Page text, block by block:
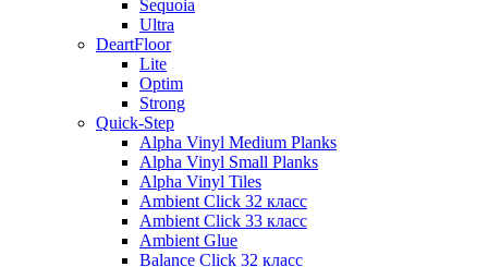
Sequoia
Ultra
DeartFloor
Lite
Optim
Strong
Quick-Step
Alpha Vinyl Medium Planks
Alpha Vinyl Small Planks
Alpha Vinyl Tiles
Ambient Click 32 класс
Ambient Click 33 класс
Ambient Glue
Balance Click 32 класс